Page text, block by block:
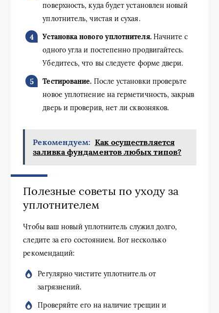
поверхность, куда будет установлен новый
уплотнитель, чистая и сухая.
Установка нового уплотнителя.Начните с
одного угла и постепенно продвигайтесь.
Убедитесь, что вы следуете форме двери.
Тестирование. После установки проверьте
новое уплотнение на герметичность, закрыв
дверь и проверив, нет ли сквозняков.
Рекомендуем: Как осуществляется
заливка фундаментов любых типов?
Полезные советы по уходу за
уплотнителем
Чтобы ваш новый уплотнитель служил долго,
следите за его состоянием. Вот несколько
рекомендаций:
Регулярно чистите уплотнитель от
загрязнений.
Проверяйте его на наличие трещин и